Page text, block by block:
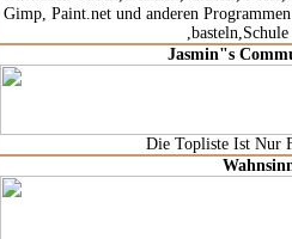
Gimp, Paint.net und anderen
Jasmin"s
Die Topliste Ist Nur